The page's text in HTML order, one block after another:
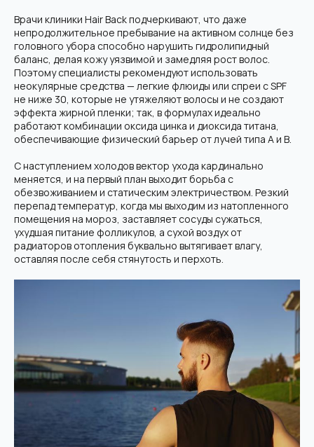
Врачи клиники Hair Back подчеркивают, что даже
непродолжительное пребывание на активном солнце без
головного убора способно нарушить гидролипидный
баланс, делая кожу уязвимой и замедляя рост волос.
Поэтому специалисты рекомендуют использовать
неокулярные средства — легкие флюиды или спреи с SPF
не ниже 30, которые не утяжеляют волосы и не создают
эффекта жирной пленки; так, в формулах идеально
работают комбинации оксида цинка и диоксида титана,
обеспечивающие физический барьер от лучей типа А и В.
С наступлением холодов вектор ухода кардинально
меняется, и на первый план выходит борьба с
обезвоживанием и статическим электричеством. Резкий
перепад температур, когда мы выходим из натопленного
помещения на мороз, заставляет сосуды сужаться,
ухудшая питание фолликулов, а сухой воздух от
радиаторов отопления буквально вытягивает влагу,
оставляя после себя стянутость и перхоть.